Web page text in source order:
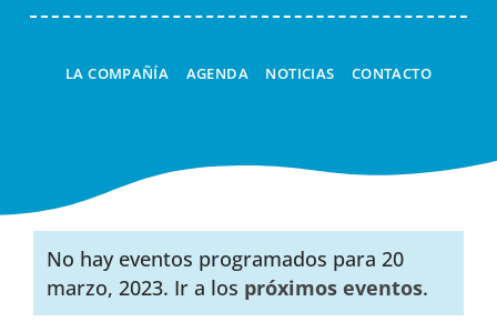
LA COMPAÑÍA AGENDA NOTICIAS CONTACTO
Aviso
No hay eventos programados para 20
marzo, 2023. Ir a los próximos eventos.